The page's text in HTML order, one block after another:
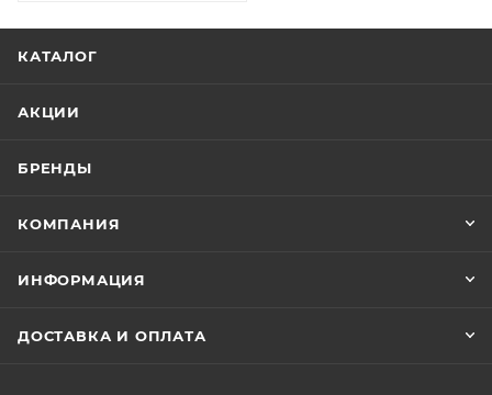
КАТАЛОГ
АКЦИИ
БРЕНДЫ
КОМПАНИЯ
ИНФОРМАЦИЯ
ДОСТАВКА И ОПЛАТА